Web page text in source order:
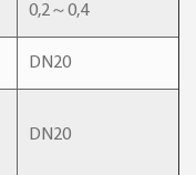
0,2～0,4
DN20
DN20